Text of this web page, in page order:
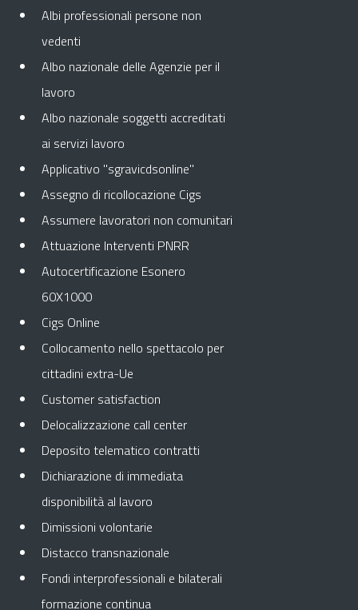
Albi professionali persone non
vedenti
Albo nazionale delle Agenzie per il
lavoro
Albo nazionale soggetti accreditati
ai servizi lavoro
Applicativo "sgravicdsonline"
Assegno di ricollocazione Cigs
Assumere lavoratori non comunitari
Attuazione Interventi PNRR
Autocertificazione Esonero
60X1000
Cigs Online
Collocamento nello spettacolo per
cittadini extra-Ue
Customer satisfaction
Delocalizzazione call center
Deposito telematico contratti
Dichiarazione di immediata
disponibilità al lavoro
Dimissioni volontarie
Distacco transnazionale
Fondi interprofessionali e bilaterali
formazione continua